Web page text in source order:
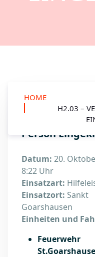
HOME
H2.03 –
H2.03 –
Person
Datum: 20.
8:22 Uhr
Einsatzart:
Einsatzort: Sankt
Goarshausen
Einheiten und
Feuerwehr